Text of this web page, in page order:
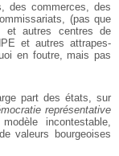
des commerces, des
(pas que
et autres centres de
et autres attrapes-
en foutre, mais pas
part des états, sur
représentative
incontestable,
valeurs bourgeoises